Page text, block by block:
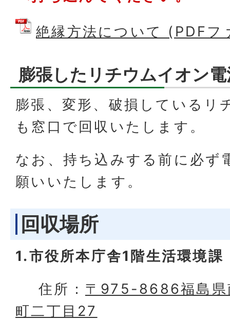
絶縁方法について (PDF
膨張したリチウムイオン
膨張、変形、破損しているリ
も窓口で回収いたします。
なお、持ち込みする前に必ず
願いいたします。
回収場所
1.市役所本庁舎1階生活環境課
住所： 〒975-8686福島県
町二丁目27